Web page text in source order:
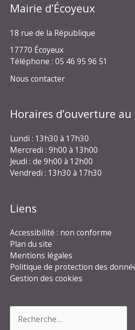
Mairie d’Écoyeux
18 rue de la République
17770 Écoyeux
Téléphone : 05 46 95 96 51
Nous contacter
Horaires d’ouverture
Lundi : 13h30 à 17h30
Mercredi : 9h00 à 13h00
Jeudi : de 9h00 à 12h00
Vendredi : 13h30 à 17h30
Liens
Accessibilité : non conforme
Plan du site
Mentions légales
Politique de protection des
Gestion des cookies